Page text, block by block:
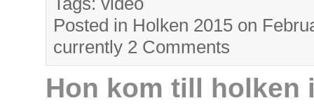
Posted in Holken 2015 on
currently 2 Comments
Hon kom till holken